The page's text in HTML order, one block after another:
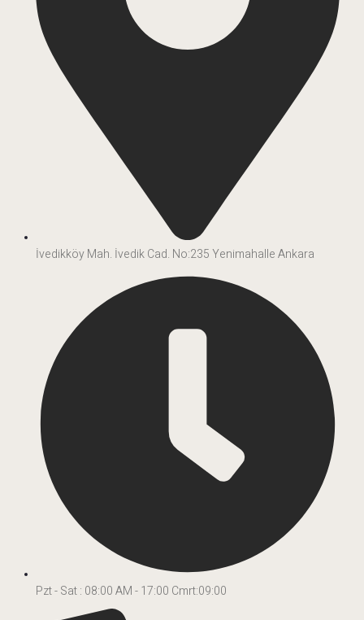
İvedikköy Mah. İvedik Cad. No:235 Yenimahalle Ankara
Pzt - Sat : 08:00 AM - 17:00 Cmrt:09:00